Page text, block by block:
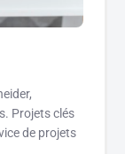
Projets clés
de projets